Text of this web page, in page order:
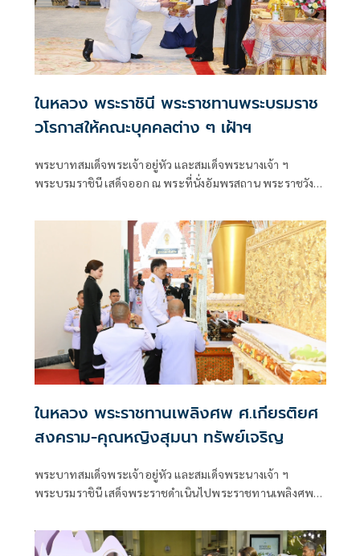
ในหลวง พระราชินี พระราชทานพระบรมราช
วโรกาสให้คณะบุคคลต่าง ๆ เฝ้าฯ
พระบาทสมเด็จพระเจ้าอยู่หัว และสมเด็จพระนางเจ้า ฯ
พระบรมราชินี เสด็จออก ณ พระที่นั่งอัมพรสถาน พระราชวัง
เฝ้าทูลละอองธุลีพระบาท ตามลำดับดังนี้
ในหลวง พระราชทานเพลิงศพ ศ.เกียรติยศ
สงคราม-คุณหญิงสุมนา ทรัพย์เจริญ
พระบาทสมเด็จพระเจ้าอยู่หัว และสมเด็จพระนางเจ้า ฯ
พระบรมราชินี เสด็จพระราชดำเนินไปพระราชทานเพลิงศพ
ป.จ.,ม.ป.ช.,ม.ว.ม.,ภ.ป.ร. 3 ,ว.ป.ร.3 และคุณหญิงสุมนา ทรัพย์
เจริญ ต.จ.,ป.ม.